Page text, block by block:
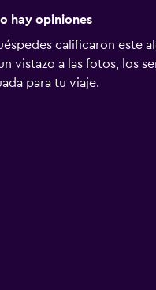
hay opiniones
calificaron este
vistazo a las fotos, los
para tu viaje.